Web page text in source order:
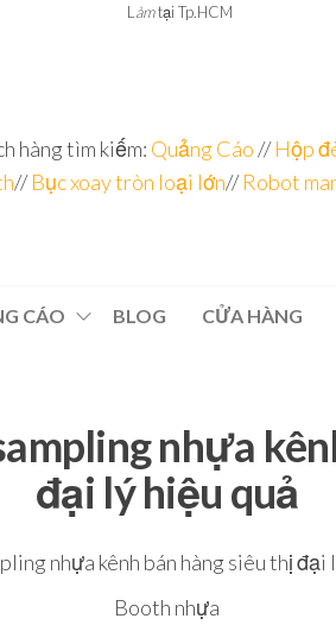
L àmtại Tp.HCM
hàng tìm kiếm: Quảng Cáo//Hộp
//Bục xoay tròn loại lớn//Robot
CÁO BLOG CỬA HÀNG
nhựa
đại lý hiệu quả
nhựa kênh bán hàng siêu thị đại
Booth nhựa